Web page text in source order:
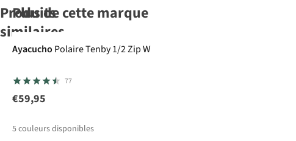
Produits
similaires
Farley Stretch
Wolfskin
Short Pico
W
Ghoral Short
€56,00
Wolfskin
Short
Shorts W
Plus de cette marque
Ayacucho Polaire Tenby 1/2 Zip W
77
€59,95
5couleurs disponibles